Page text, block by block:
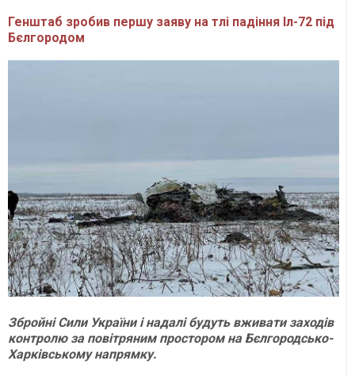
Генштаб зробив першу заяву на тлі падіння Іл-72 під
Бєлгородом
Збройні Сили України і надалі будуть вживати заходів
контролю за повітряним простором на Бєлгородсько-
Харківському напрямку.